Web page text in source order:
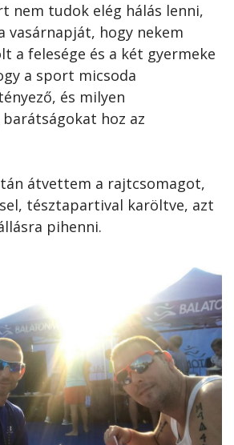
nem tudok elég hálás lenni,
vasárnapját, hogy nekem
a felesége és a két gyermeke
a sport micsoda
és milyen
hoz az
átvettem a rajtcsomagot,
tésztapartival karöltve, azt
pihenni.